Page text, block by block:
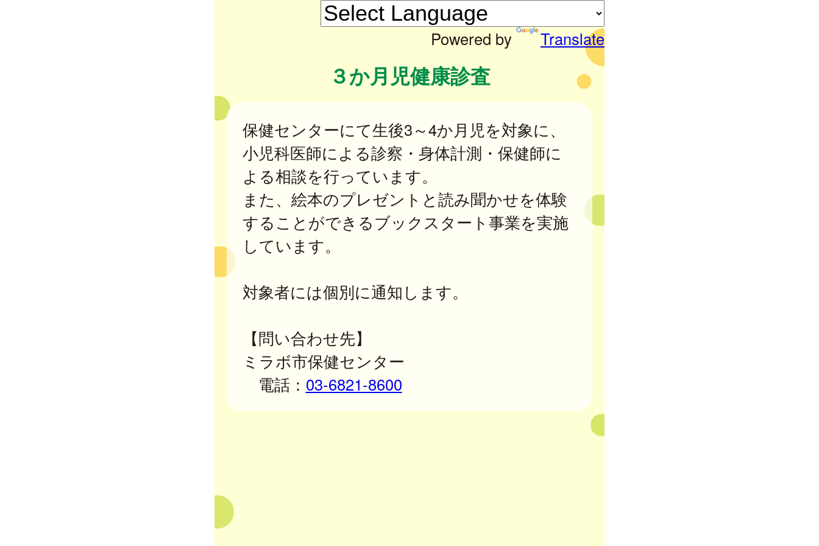
Powered by Translate
３か月児健康診査
保健センターにて生後3～4か月児を対象に、
小児科医師による診察・身体計測・保健師に
よる相談を行っています。
また、絵本のプレゼントと読み聞かせを体験
することができるブックスタート事業を実施
しています。
対象者には個別に通知します。
【問い合わせ先】
ミラボ市保健センター
電話： 03-6821-8600